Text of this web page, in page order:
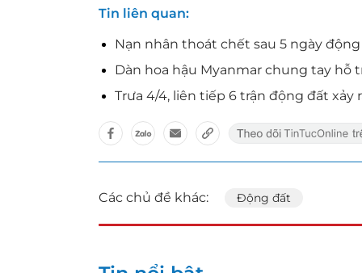
Tin liên quan
Nạn nhân thoát chết sau 5 ngày động
Dàn hoa hậu Myanmar chung tay hỗ
Trưa 4/4, liên tiếp 6 trận động đất xảy
Các chủ đề khác: Động đất